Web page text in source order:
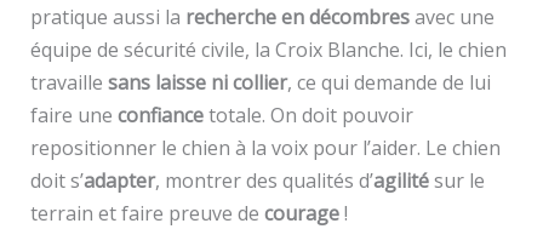
pratique aussi la recherche en décombresavec une
équipe de sécurité civile, la Croix Blanche. Ici, le chien
travaille sans laisse ni collier, ce qui demande de lui
faire une confiancetotale. On doit pouvoir
repositionner le chien à la voix pour l’aider. Le chien
doit s’adapter, montrer des qualités d’agilitésur le
terrain et faire preuve de courage!